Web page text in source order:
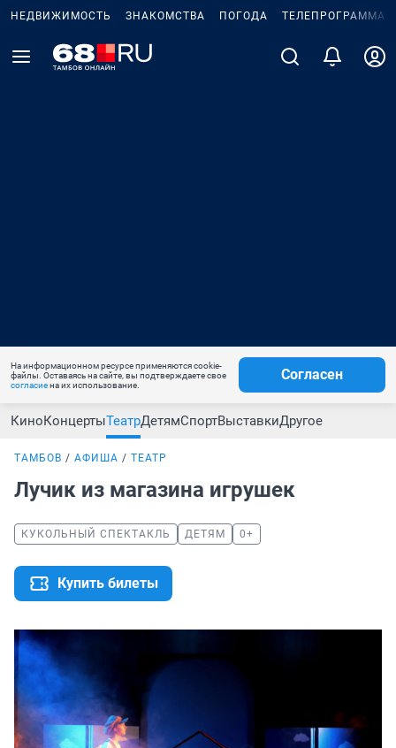
НЕДВИЖИМОСТЬ ЗНАКОМСТВА ПОГОДА ТЕЛЕПРОГРАММА
На информационном ресурсе применяются cookie-
файлы. Оставаясь на сайте, вы подтверждаете свое
согласиена их использование.
Согласен
КиноКонцертыТеатрДетямСпортВыставкиДругое
ТАМБОВ АФИША ТЕАТР
Лучик из магазина игрушек
КУКОЛЬНЫЙ СПЕКТАКЛЬ ДЕТЯМ 0+
Купить билеты